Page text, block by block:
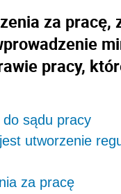
za pracę,
pracy,
do sądu pracy
utworzenie
za pracę